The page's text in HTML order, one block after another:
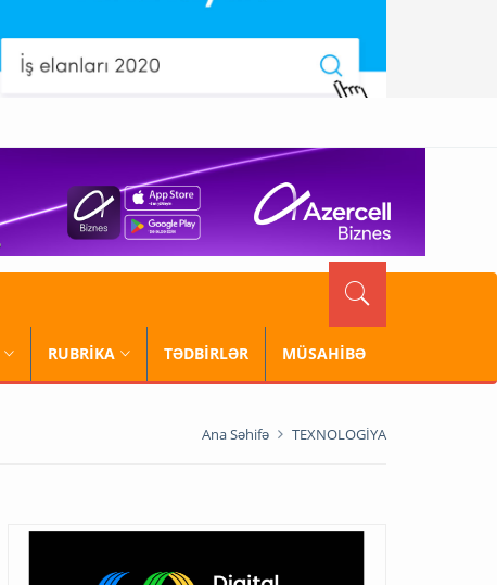
RUBRİKA TƏDBİRLƏR MÜSAHİBƏ
Ana Səhifə TEXNOLOGİYA